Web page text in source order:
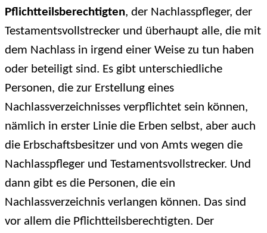
Pflichtteilsberechtigten, der Nachlasspfleger, der
Testamentsvollstrecker und überhaupt alle, die mit
dem Nachlass in irgend einer Weise zu tun haben
oder beteiligt sind. Es gibt unterschiedliche
Personen, die zur Erstellung eines
Nachlassverzeichnisses verpflichtet sein können,
nämlich in erster Linie die Erben selbst, aber auch
die Erbschaftsbesitzer und von Amts wegen die
Nachlasspfleger und Testamentsvollstrecker. Und
dann gibt es die Personen, die ein
Nachlassverzeichnis verlangen können. Das sind
vor allem die Pflichtteilsberechtigten. Der